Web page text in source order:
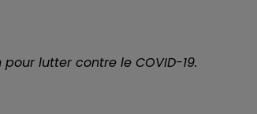
lutter contre le COVID-19.